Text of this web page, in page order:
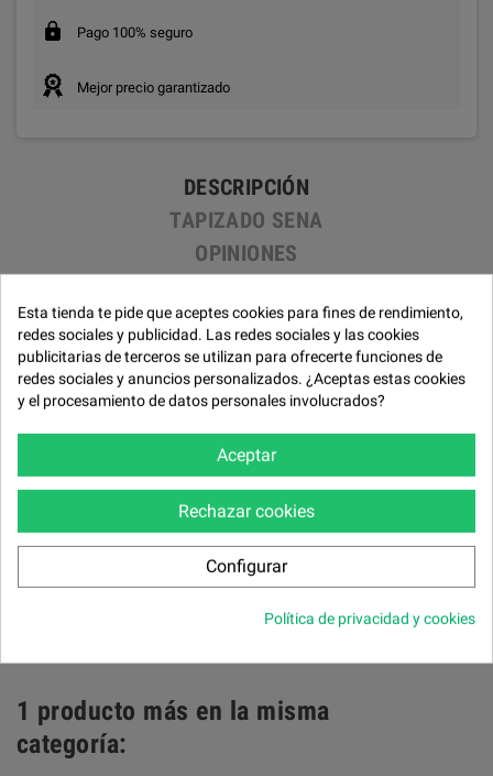
Pago 100% seguro
Mejor precio garantizado
DESCRIPCIÓN
TAPIZADO SENA
OPINIONES
FICHA TÉCNICA
Estructura
Metálica.
De acero electro soldado y rejilla metálica.
Asiento y respaldo
Metálicas
Desenfundable todo desmontando la base.
1 producto más en la misma
categoría:
Esta tienda te pide que aceptes cookies para fines de rendimiento,
redes sociales y publicidad. Las redes sociales y las cookies
publicitarias de terceros se utilizan para ofrecerte funciones de
redes sociales y anuncios personalizados. ¿Aceptas estas cookies
y el procesamiento de datos personales involucrados?
Aceptar
Rechazar cookies
Configurar
Política de privacidad y cookies